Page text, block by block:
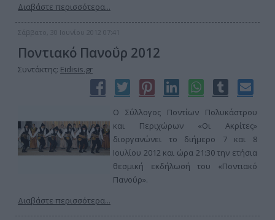
Διαβάστε περισσότερα...
Σάββατο, 30 Ιουνίου 2012 07:41
Ποντιακό Πανοΰρ 2012
Συντάκτης: Eidisis.gr
Ο Σύλλογος Ποντίων Πολυκάστρου
και Περιχώρων «Οι Ακρίτες»
διοργανώνει το διήμερο 7 και 8
Ιουλίου 2012 και ώρα 21:30 την ετήσια
θεσμική εκδήλωσή του «Ποντιακό
Πανοΰρ».
Διαβάστε περισσότερα...